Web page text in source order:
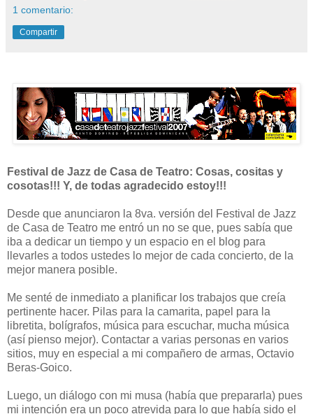
1 comentario:
Compartir
Festival de Jazz de Casa de Teatro: Cosas, cositas y
cosotas!!! Y, de todas agradecido estoy!!!
Desde que anunciaron la 8va. versión del Festival de Jazz
de Casa de Teatro me entró un no se que, pues sabía que
iba a dedicar un tiempo y un espacio en el blog para
llevarles a todos ustedes lo mejor de cada concierto, de la
mejor manera posible.
Me senté de inmediato a planificar los trabajos que creía
pertinente hacer. Pilas para la camarita, papel para la
libretita, bolígrafos, música para escuchar, mucha música
(así pienso mejor). Contactar a varias personas en varios
sitios, muy en especial a mi compañero de armas, Octavio
Beras-Goico.
Luego, un diálogo con mi musa (había que prepararla) pues
mi intención era un poco atrevida para lo que había sido el